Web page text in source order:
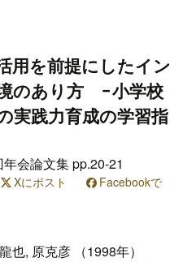
用を前提にしたイン
のあり方 −小学校
実践力育成の学習指
会論文集 pp.20-21
Xにポスト
Facebookで
也, 原克彦 （1998年）